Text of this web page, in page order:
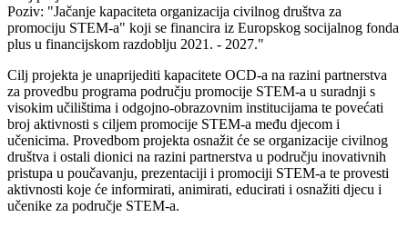
Poziv: "Jačanje kapaciteta organizacija civilnog društva za
promociju STEM-a" koji se financira iz Europskog socijalnog fonda
plus u financijskom razdoblju 2021. - 2027."
Cilj projekta je unaprijediti kapacitete OCD-a na razini partnerstva
za provedbu programa području promocije STEM-a u suradnji s
visokim učilištima i odgojno-obrazovnim institucijama te povećati
broj aktivnosti s ciljem promocije STEM-a među djecom i
učenicima. Provedbom projekta osnažit će se organizacije civilnog
društva i ostali dionici na razini partnerstva u području inovativnih
pristupa u poučavanju, prezentaciji i promociji STEM-a te provesti
aktivnosti koje će informirati, animirati, educirati i osnažiti djecu i
učenike za područje STEM-a.